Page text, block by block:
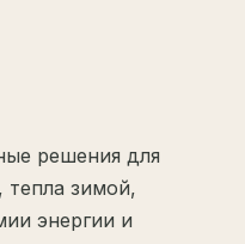
решения для
тепла зимой,
энергии и